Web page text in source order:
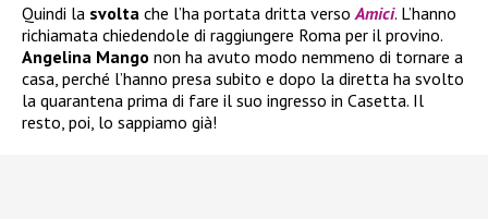
Quindi la svolta che l’ha portata dritta verso Amici. L’hanno
richiamata chiedendole di raggiungere Roma per il provino.
Angelina Mango non ha avuto modo nemmeno di tornare a
casa, perché l’hanno presa subito e dopo la diretta ha svolto
la quarantena prima di fare il suo ingresso in Casetta. Il
resto, poi, lo sappiamo già!